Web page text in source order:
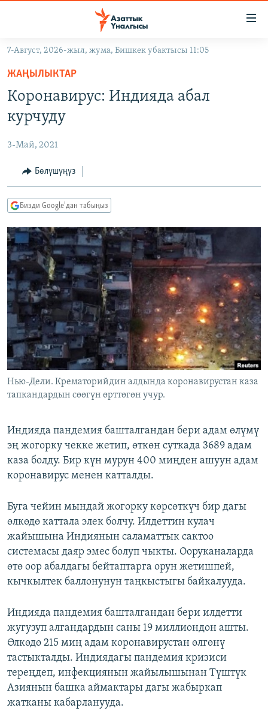
Навигацияга
өтүңүз
Издөөгө
салыңызКЫРГЫЗСТАН
ЭКОНОМИКА
МАДАНИЯТ
ДҮЙНӨ
БОРБОР АЗИЯ
УКРАИНА
АТАЙЫН ИЛИКТӨӨ
ТВ ПРОГРАММАЛАР
ЭКСПЕРТТЕР ТАЛДАЙТ
БИЗ ЖАНА ДҮЙНӨ
ДАНИСТЕ
ЭЖЕ-СИҢДИЛЕР
АЗАТТЫК+
ЫҢГАЙСЫЗ СУРООЛОР
ӨЗГӨЧӨ ПИКИР
Русский
ОНЛАЙН ШЕРИНЕ
ЭЕ/АРнун бардык сайттары
7-Август, 2026-жыл, жума, Бишкек убактысы 11:05
ЖАҢЫЛЫКТАР
Коронавирус: Индияда абал
курчуду
3-Май, 2021
Бөлүшүңүз
Бизди Google'дан табыңыз
Нью-Дели. Крематорийдин алдында коронавирустан каза
тапкандардын сөөгүн өрттөгөн учур.
Индияда пандемия башталгандан бери адам өлүмү
эң жогорку чекке жетип, өткөн суткада 3689 адам
каза болду. Бир күн мурун 400 миңден ашуун адам
коронавирус менен катталды.
Буга чейин мындай жогорку көрсөткүч бир дагы
өлкөдө каттала элек болчу. Илдеттин кулач
жайышына Индиянын саламаттык сактоо
системасы даяр эмес болуп чыкты. Ооруканаларда
өтө оор абалдагы бейтаптарга орун жетишпей,
кычкылтек баллонунун таңкыстыгы байкалууда.
Индияда пандемия башталгандан бери илдетти
жугузуп алгандардын саны 19 миллиондон ашты.
Өлкөдө 215 миң адам коронавирустан өлгөнү
тастыкталды. Индиядагы пандемия кризиси
тереңдеп, инфекциянын жайылышынан Түштүк
Азиянын башка аймактары дагы жабыркап
жатканы кабарланууда.